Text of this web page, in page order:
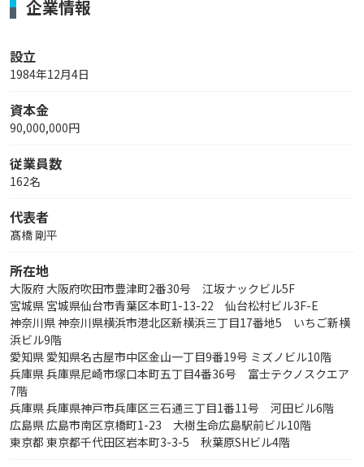
企業情報
設立
1984年12月4日
資本金
90,000,000円
従業員数
162名
代表者
髙橋 剛平
所在地
大阪府 大阪府吹田市豊津町2番30号 江坂ナックビル5F
宮城県 宮城県仙台市青葉区本町1-13-22 仙台松村ビル3F-E
神奈川県 神奈川県横浜市港北区新横浜三丁目17番地5 いちご新横
浜ビル9階
愛知県 愛知県名古屋市中区金山一丁目9番19号 ミズノビル10階
兵庫県 兵庫県尼崎市塚口本町五丁目4番36号 富士テクノスクエア
7階
兵庫県 兵庫県神戸市兵庫区三石通三丁目1番11号 河田ビル6階
広島県 広島市南区京橋町1-23 大樹生命広島駅前ビル10階
東京都 東京都千代田区岩本町3-3-5 秋葉原SHビル4階